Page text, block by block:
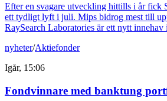
Efter en svagare utveckling hittills i år fick
ett tydligt lyft i juli. Mips bidrog mest till
RaySearch Laboratories är ett nytt innehav
nyheter/Aktiefonder
Igår, 15:06
Fondvinnare med banktung